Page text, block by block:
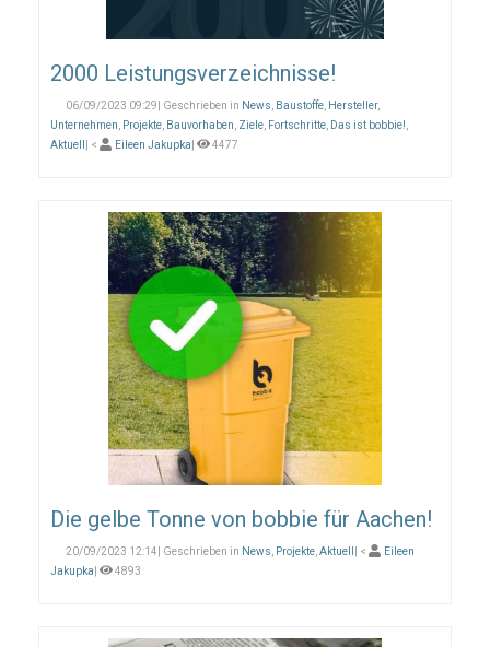
2000 Leistungsverzeichnisse!
06/09/2023 09:29| Geschrieben in News Baustoffe Hersteller,
Unternehmen
Projekte Bauvorhaben Ziele Fortschritte Das ist bobbie!
Aktuell
| < Eileen Jakupka 4477
Die gelbe Tonne von bobbie für Aachen!
20/09/2023 12:14| Geschrieben in News Projekte Aktuell | <
Eileen
Jakupka
4893